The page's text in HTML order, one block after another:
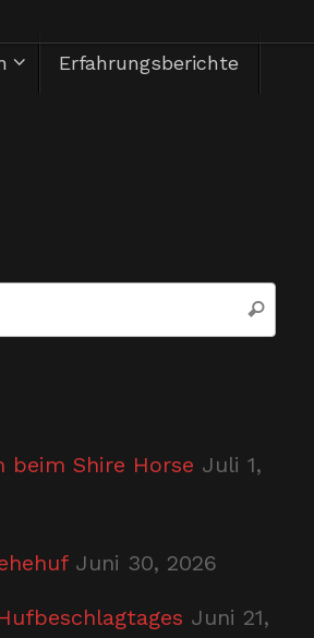
Willkommen
Erfahrungsberichte
Suchen
beim Shire Horse Juli 1,
Juni 30, 2026
Juni 21,